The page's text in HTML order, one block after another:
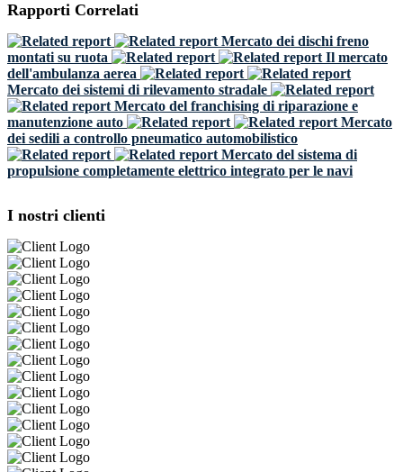
Rapporti Correlati
Mercato dei dischi freno
montati su ruota
Il mercato
dell'ambulanza aerea
Mercato dei sistemi di rilevamento stradale
Mercato del franchising di riparazione e
manutenzione auto
Mercato
dei sedili a controllo pneumatico automobilistico
Mercato del sistema di
propulsione completamente elettrico integrato per le navi
I nostri clienti